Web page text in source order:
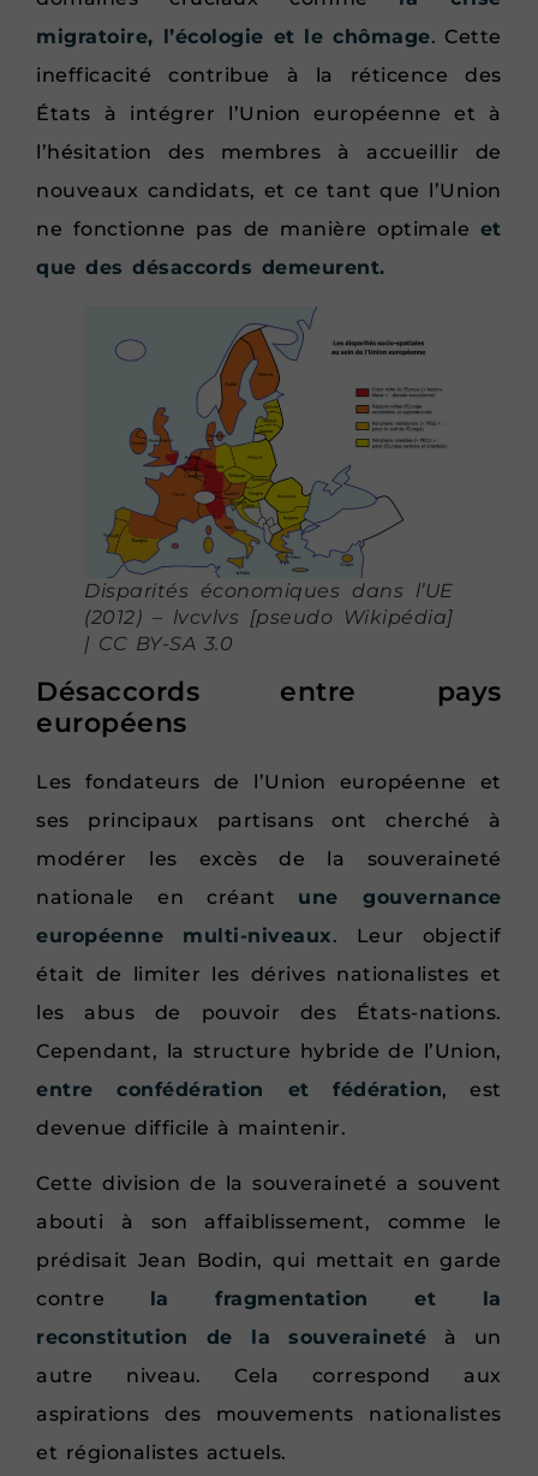
migratoire, l’écologie et le chômage. Cette
inefficacité contribue à la réticence des
États à intégrer l’Union européenne et à
l’hésitation des membres à accueillir de
nouveaux candidats, et ce tant que l’Union
ne fonctionne pas de manière optimale et
que des désaccords demeurent.
Disparités économiques dans l’UE
(2012) – lvcvlvs [pseudo Wikipédia]
| CC BY-SA 3.0
Désaccords entre pays
européens
Les fondateurs de l’Union européenne et
ses principaux partisans ont cherché à
modérer les excès de la souveraineté
nationale en créant une gouvernance
européenne multi-niveaux. Leur objectif
était de limiter les dérives nationalistes et
les abus de pouvoir des États-nations.
Cependant, la structure hybride de l’Union,
entre confédération et fédération, est
devenue difficile à maintenir.
Cette division de la souveraineté a souvent
abouti à son affaiblissement, comme le
prédisait Jean Bodin, qui mettait en garde
contre la fragmentation et la
reconstitution de la souveraineté à un
autre niveau. Cela correspond aux
aspirations des mouvements nationalistes
et régionalistes actuels.